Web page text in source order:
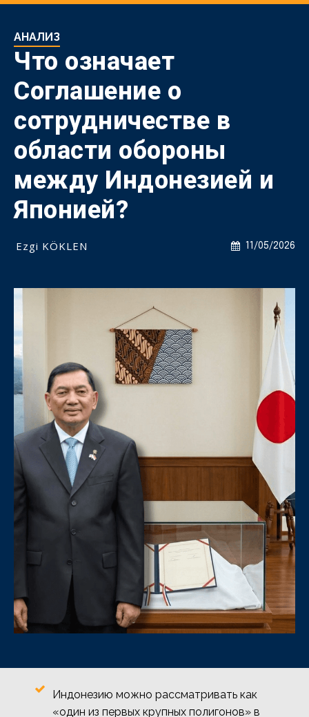
АНАЛИЗ
Что означает
Соглашение о
сотрудничестве в
области обороны
между Индонезией и
Японией?
11/05/2026
Ezgi KÖKLEN
Индонезию можно рассматривать как
«один из первых крупных полигонов» в